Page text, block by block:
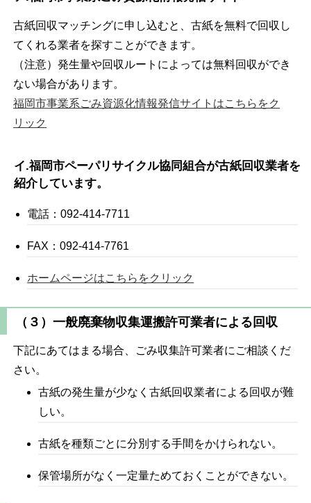
古紙回収マッチングに申し込むと、古紙を無料で回収し
てくれる業者を探すことができます。
（注意）発生量や回収ルートによっては無料回収ができ
ない場合があります。
福岡市事業系ごみ資源化情報発信サイトはこちらをク
リック
イ.福岡市ペーパリサイクル協同組合が古紙回収業者を
紹介しています。
電話：092-414-7711
FAX：092-414-7761
ホームページはこちらをクリック
（３）一般廃棄物収集運搬許可業者による回収
下記にあてはまる場合、ごみ収集許可業者にご相談くだ
さい。
古紙の発生量が少なく古紙回収業者による回収が難
しい。
古紙を種類ごとに分別する手間をかけられない。
保管場所がなく一定量ためておくことができない。